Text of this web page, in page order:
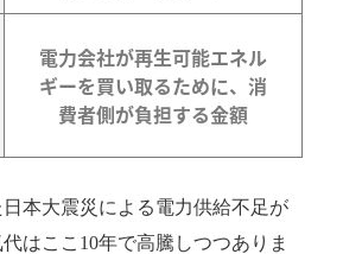
電力会社が再生可能エネル
ギーを買い取るために、消
費者側が負担する金額
日本大震災による電力供給不足が
はここ10年で高騰しつつありま